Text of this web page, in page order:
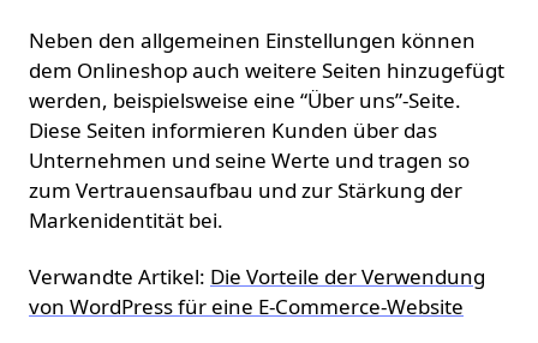
Neben den allgemeinen Einstellungen können
dem Onlineshop auch weitere Seiten hinzugefügt
werden, beispielsweise eine “Über uns”-Seite.
Diese Seiten informieren Kunden über das
Unternehmen und seine Werte und tragen so
zum Vertrauensaufbau und zur Stärkung der
Markenidentität bei.
Verwandte Artikel: Die Vorteile der Verwendung
von WordPress für eine E-Commerce-Website